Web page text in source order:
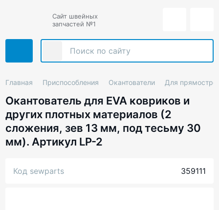
Сайт швейных
запчастей №1
Главная Приспособления Окантователи Для
Окантователь для EVA ковриков и
других плотных материалов (2
сложения, зев 13 мм, под тесьму 30
мм). Артикул LP-2
Код sewparts 359111